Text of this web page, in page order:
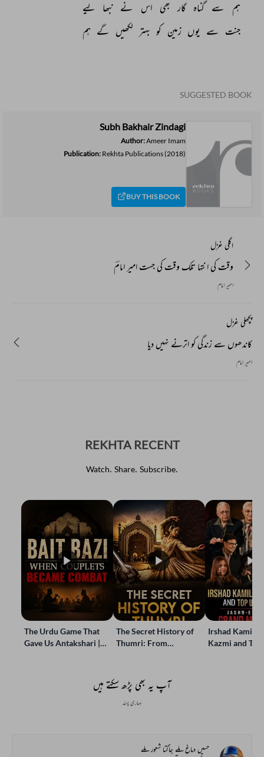
ہم سے گناہ گار بھی اس نے نبھا
لیے
جنت سے یوں زمین کو بہتر لکھیں گے ہم
SUGGESTED BOOK
Subh Bakhair Zindagi
Author:Ameer Imam
Publication: Rekhta Publications(2018)
BUY THIS BOOK
اگلی غزل
وقت کی انتہا تلک وقت کی جست امیر‌ امامؔ
امیر امام
پچھلی غزل
کاندھوں سے زندگی کو اترنے نہیں دیا
امیر امام
REKHTA RECENT
Watch. Share. Subscribe.
The Urdu Game That
Gave Us Antakshari |
The Secret History of
Thumri: From
Irshad Kamil,
Kazmi and
آپ یہ بھی پڑھ سکتے ہیں
ہماری پسند
حسیں دماغ ملے جاگتا شعور ملے